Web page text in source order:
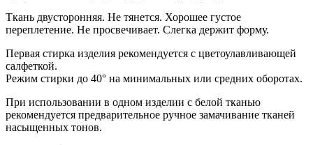
Ткань двусторонняя. Не тянется. Хорошее густое
переплетение. Не просвечивает. Слегка держит форму.
Первая стирка изделия рекомендуется с цветоулавливающей
салфеткой.
Режим стирки до 40° на минимальных или средних оборотах.
При использовании в одном изделии с белой тканью
рекомендуется предварительное ручное замачивание тканей
насыщенных тонов.